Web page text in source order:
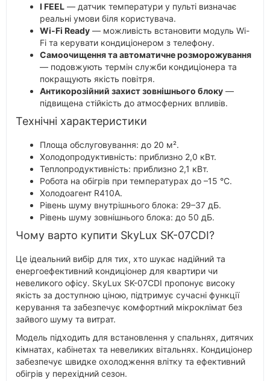
I FEEL — датчик температури у пульті визначає
реальні умови біля користувача.
Wi-Fi Ready — можливість встановити модуль Wi-
Fi та керувати кондиціонером з телефону.
Самоочищення та автоматичне розморожування
— подовжують термін служби кондиціонера та
покращують якість повітря.
Антикорозійний захист зовнішнього блоку —
підвищена стійкість до атмосферних впливів.
Технічні характеристики
Площа обслуговування: до 20 м².
Холодопродуктивність: приблизно 2,0 кВт.
Теплопродуктивність: приблизно 2,1 кВт.
Робота на обігрів при температурах до –15 °C.
Холодоагент R410A.
Рівень шуму внутрішнього блока: 29–37 дБ.
Рівень шуму зовнішнього блока: до 50 дБ.
Чому варто купити SkyLux SK-07CDI?
Це ідеальний вибір для тих, хто шукає надійний та
енергоефективний кондиціонер для квартири чи
невеликого офісу. SkyLux SK-07CDI пропонує високу
якість за доступною ціною, підтримує сучасні функції
керування та забезпечує комфортний мікроклімат без
зайвого шуму та витрат.
Модель підходить для встановлення у спальнях, дитячих
кімнатах, кабінетах та невеликих вітальнях. Кондиціонер
забезпечує швидке охолодження влітку та ефективний
обігрів у перехідний сезон.